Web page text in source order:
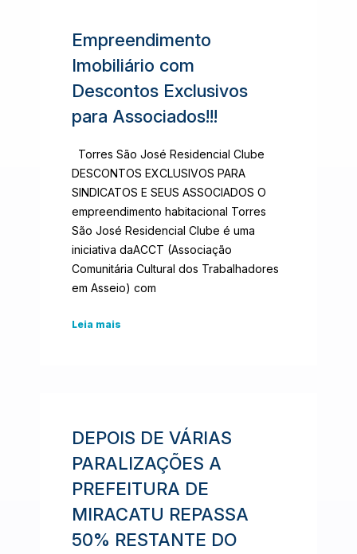
Empreendimento
Imobiliário com
Descontos Exclusivos
para Associados!!!
Torres São José Residencial Clube
DESCONTOS EXCLUSIVOS PARA
SINDICATOS E SEUS ASSOCIADOS O
empreendimento habitacional Torres
São José Residencial Clube é uma
iniciativa daACCT (Associação
Comunitária Cultural dos Trabalhadores
em Asseio) com
Leia mais
DEPOIS DE VÁRIAS
PARALIZAÇÕES A
PREFEITURA DE
MIRACATU REPASSA
50% RESTANTE DO